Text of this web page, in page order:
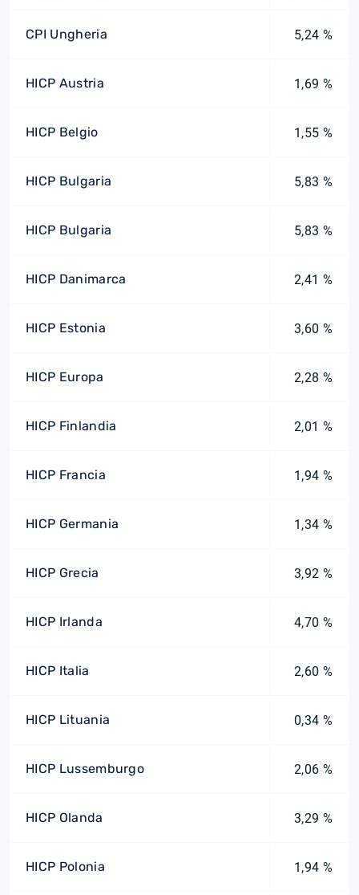
CPI Ungheria 5,24 %
HICP Austria 1,69 %
HICP Belgio 1,55 %
HICP Bulgaria 5,83 %
HICP Bulgaria 5,83 %
HICP Danimarca 2,41 %
HICP Estonia 3,60 %
HICP Europa 2,28 %
HICP Finlandia 2,01 %
HICP Francia 1,94 %
HICP Germania 1,34 %
HICP Grecia 3,92 %
HICP Irlanda 4,70 %
HICP Italia 2,60 %
HICP Lituania 0,34 %
HICP Lussemburgo 2,06 %
HICP Olanda 3,29 %
HICP Polonia 1,94 %